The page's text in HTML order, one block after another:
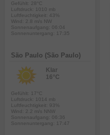
Gefühlt: 28°C
Luftdruck: 1010 mb
Luftfeuchtigkeit: 43%
Wind: 2.8 m/s NW
Sonnenaufgang: 06:04
Sonnenuntergang: 17:35
São Paulo (São Paulo)
Klar
16°C
Gefühlt: 17°C
Luftdruck: 1014 mb
Luftfeuchtigkeit: 93%
Wind: 2.2 m/s NNW
Sonnenaufgang: 06:36
Sonnenuntergang: 17:47